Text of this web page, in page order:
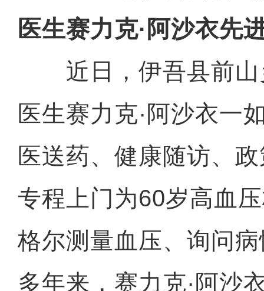
医生赛力克·阿沙衣先
近日，伊吾县前山
医生赛力克·阿沙衣一
医送药、健康随访、
专程上门为60岁高血
格尔测量血压、询问
多年来，赛力克·阿沙